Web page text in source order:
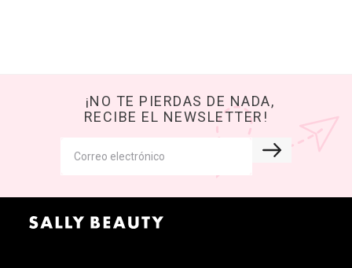
¡NO TE PIERDAS DE NADA,
RECIBE EL NEWSLETTER!